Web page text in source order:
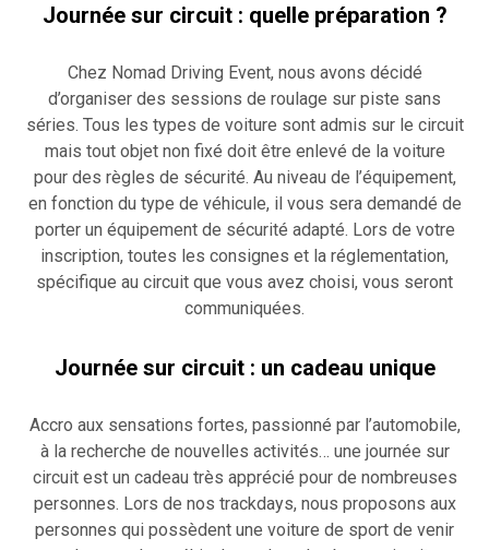
Journée sur circuit : quelle préparation ?
Chez Nomad Driving Event, nous avons décidé
d’organiser des sessions de roulage sur piste sans
séries. Tous les types de voiture sont admis sur le circuit
mais tout objet non fixé doit être enlevé de la voiture
pour des règles de sécurité. Au niveau de l’équipement,
en fonction du type de véhicule, il vous sera demandé de
porter un équipement de sécurité adapté. Lors de votre
inscription, toutes les consignes et la réglementation,
spécifique au circuit que vous avez choisi, vous seront
communiquées.
Journée sur circuit : un cadeau unique
Accro aux sensations fortes, passionné par l’automobile,
à la recherche de nouvelles activités… une journée sur
circuit est un cadeau très apprécié pour de nombreuses
personnes. Lors de nos trackdays, nous proposons aux
personnes qui possèdent une voiture de sport de venir